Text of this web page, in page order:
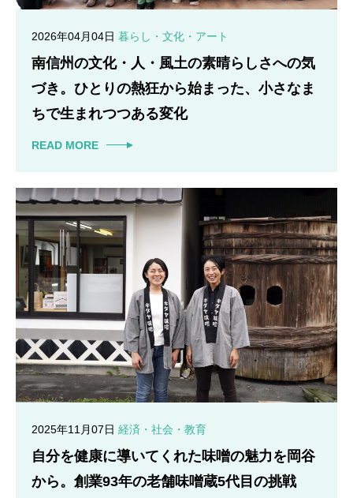
2026年04月04日 暮らし・文化・アート
南信州の文化・人・風土の素晴らしさへの気
づき。ひとりの熱狂から始まった、小さなま
ちで生まれつつある変化
READ MORE
2025年11月07日 経済・社会・教育
自分を健康に導いてくれた味噌の魅力を岡谷
から。創業93年の老舗味噌蔵5代目の挑戦